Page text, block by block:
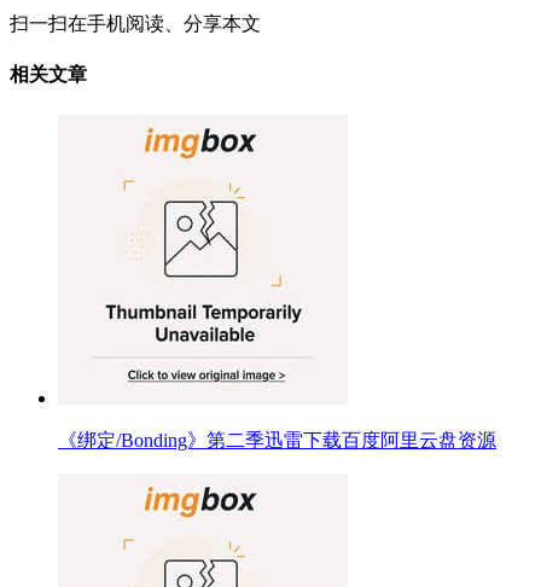
扫一扫在手机阅读、分享本文
相关文章
《绑定/Bonding》第二季迅雷下载百度阿里云盘资源